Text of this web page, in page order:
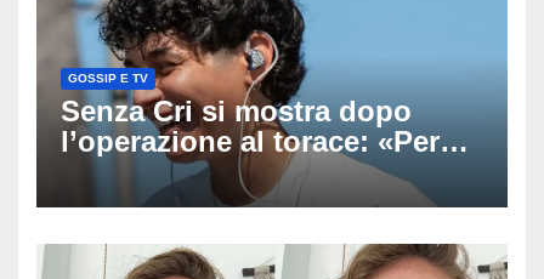
GOSSIP E TV
Senza Cri si mostra dopo
l’operazione al torace: «Per
anni mi sentivo in trappola», il
racconto sul difficile percorso